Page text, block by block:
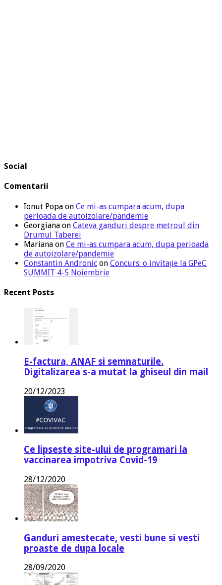
Social
Comentarii
Ionut Popa on Ce mi-as cumpara acum, dupa
perioada de autoizolare/pandemie
Georgiana on Cateva ganduri despre metroul din
Drumul Taberei
Mariana on Ce mi-as cumpara acum, dupa perioada
de autoizolare/pandemie
Constantin Andronic on Concurs: o invitație la GPeC
SUMMIT 4-5 Noiembrie
Recent Posts
E-factura, ANAF si semnaturile.
Digitalizarea s-a mutat la ghiseul din mail
20/12/2023
Ce lipseste site-ului de programari la
vaccinarea impotriva Covid-19
28/12/2020
Ganduri amestecate, vesti bune si vesti
proaste de dupa locale
28/09/2020